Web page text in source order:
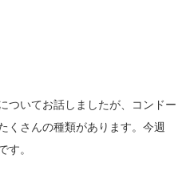
ついてお話しましたが、コンドー
くさんの種類があります。今週
す。